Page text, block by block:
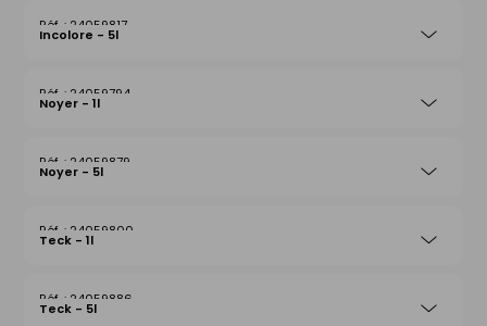
24059817
Incolore - 5l
24059794
Noyer - 1l
24059879
Noyer - 5l
24059800
Teck - 1l
24059886
Teck - 5l